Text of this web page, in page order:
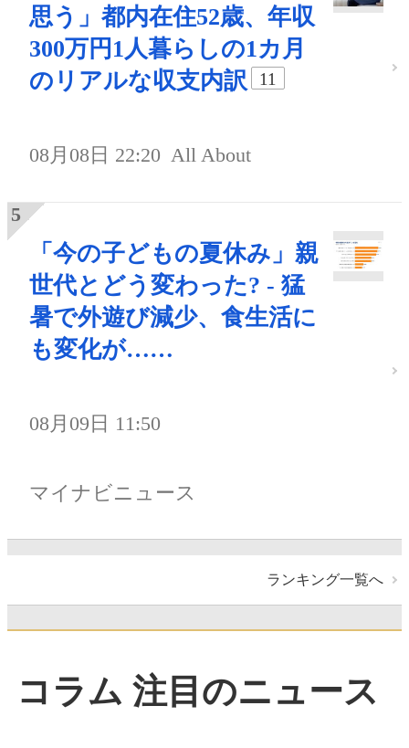
思う」都内在住52歳、年収
300万円1人暮らしの1カ月
のリアルな収支内訳
11
08月08日 22:20 All About
「今の子どもの夏休み」親
世代とどう変わった? - 猛
暑で外遊び減少、食生活に
も変化が……
08月09日 11:50
マイナビニュース
ランキング一覧へ
コラム 注目のニュース